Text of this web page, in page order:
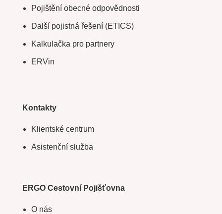
Pojištění obecné odpovědnosti
Další pojistná řešení (ETICS)
Kalkulačka pro partnery
ERVin
Kontakty
Klientské centrum
Asistenční služba
ERGO Cestovní Pojišťovna
O nás